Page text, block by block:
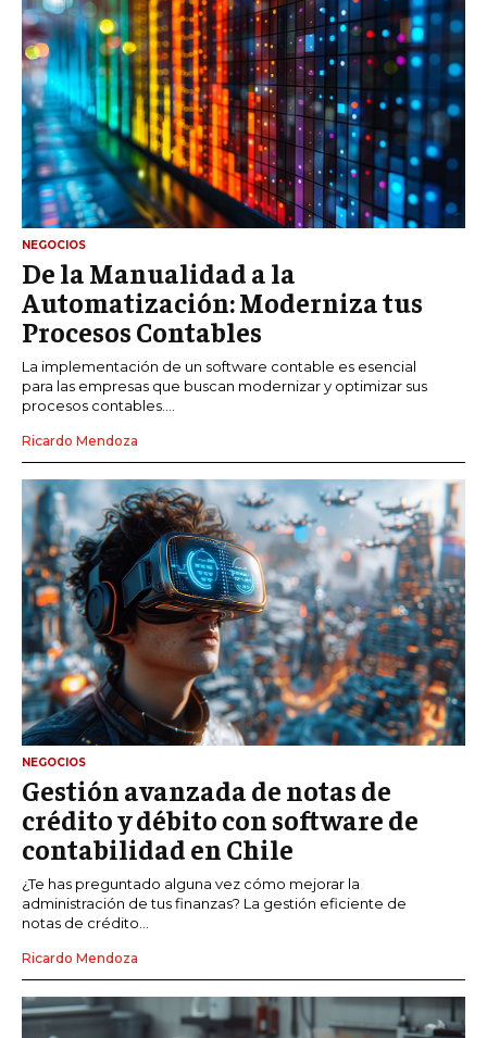
NEGOCIOS
De la Manualidad a la
Automatización: Moderniza tus
Procesos Contables
La implementación de un software contable es esencial
para las empresas que buscan modernizar y optimizar sus
procesos contables....
Ricardo Mendoza
NEGOCIOS
Gestión avanzada de notas de
crédito y débito con software de
contabilidad en Chile
¿Te has preguntado alguna vez cómo mejorar la
administración de tus finanzas? La gestión eficiente de
notas de crédito...
Ricardo Mendoza